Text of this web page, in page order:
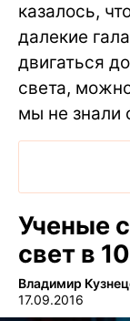
казалось,
далекие
двигаться
света,
мы не знали
Ученые
свет в
Владимир
17.09.2016